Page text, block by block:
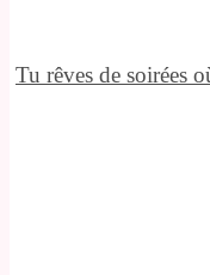
Tu rêves de soirées